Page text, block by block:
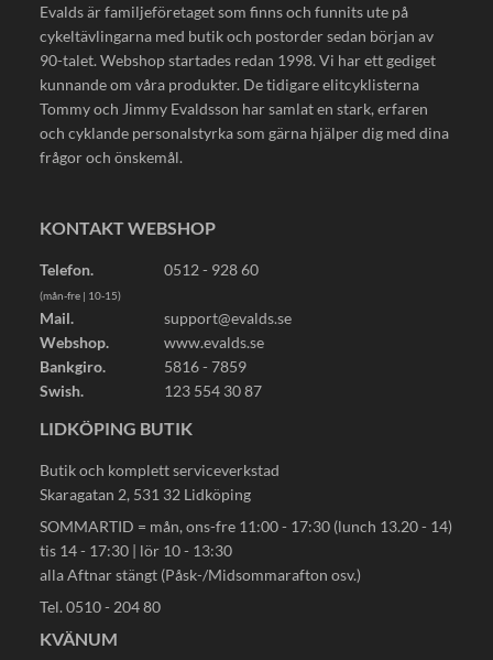
Evalds är familjeföretaget som finns och funnits ute på
cykeltävlingarna med butik och postorder sedan början av
90-talet. Webshop startades redan 1998. Vi har ett gediget
kunnande om våra produkter. De tidigare elitcyklisterna
Tommy och Jimmy Evaldsson har samlat en stark, erfaren
och cyklande personalstyrka som gärna hjälper dig med dina
frågor och önskemål.
KONTAKT WEBSHOP
Telefon. 0512 - 928 60
(mån-fre | 10-15)
Mail.
support@evalds.se
Webshop.
www.evalds.se
Bankgiro.
5816 - 7859
Swish.
123 554 30 87
LIDKÖPING BUTIK
Butik och komplett serviceverkstad
Skaragatan 2, 531 32 Lidköping
SOMMARTID = mån, ons-fre 11:00 - 17:30 (lunch 13.20 - 14)
tis 14 - 17:30 | lör 10 - 13:30
alla Aftnar stängt (Påsk-/Midsommarafton osv.)
Tel. 0510 - 204 80
KVÄNUM